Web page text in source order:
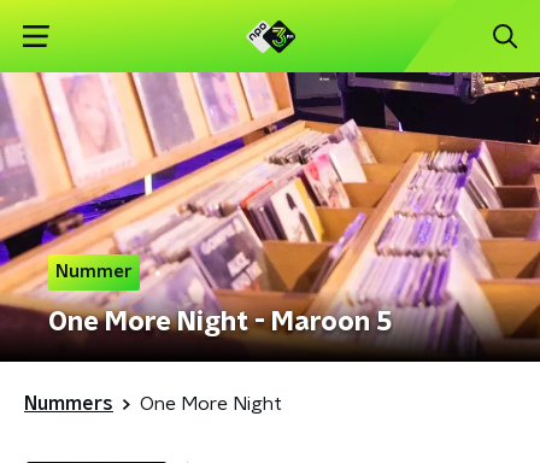
Nummer
One More Night - Maroon 5
Nummers One More Night